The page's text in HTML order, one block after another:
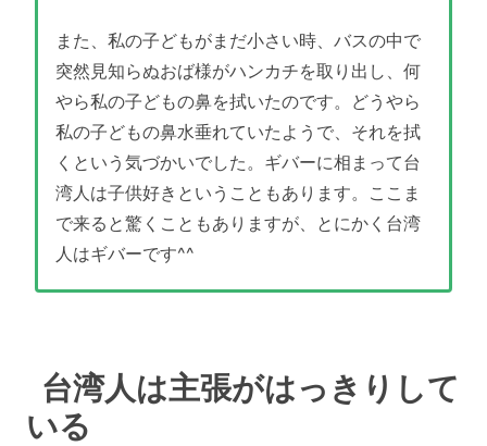
また、私の子どもがまだ小さい時、バスの中で
突然見知らぬおば様がハンカチを取り出し、何
やら私の子どもの鼻を拭いたのです。どうやら
私の子どもの鼻水垂れていたようで、それを拭
くという気づかいでした。ギバーに相まって台
湾人は子供好きということもあります。ここま
で来ると驚くこともありますが、とにかく台湾
人はギバーです^^
台湾人は主張がはっきりして
いる